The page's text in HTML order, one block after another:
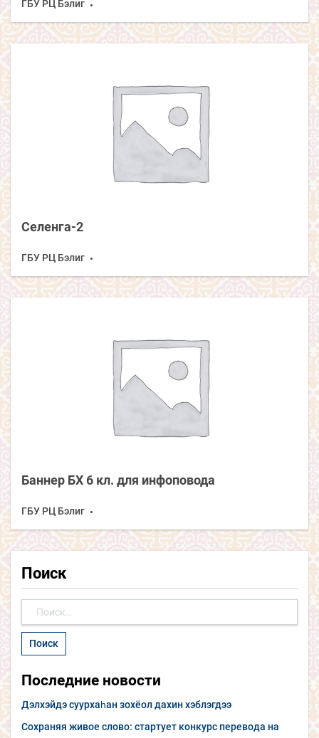
ГБУ РЦ Бэлиг
Селенга-2
ГБУ РЦ Бэлиг
Баннер БХ 6 кл. для инфоповода
ГБУ РЦ Бэлиг
Поиск
Последние новости
Дэлхэйдэ суурхаһан зохёол дахин хэблэгдээ
Сохраняя живое слово: стартует конкурс перевода на